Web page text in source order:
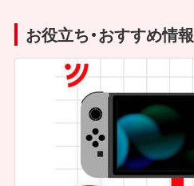
お役立ち・おすすめ情報